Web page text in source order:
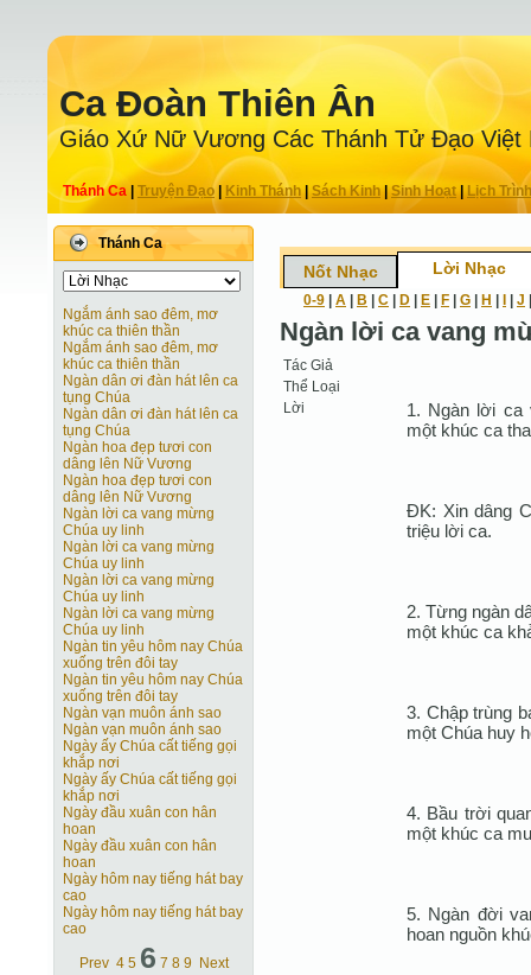
Ca Ðoàn Thiên Ân
Giáo Xứ Nữ Vương Các Thánh Tử Ðạo Việt
Thánh Ca Truyện Ðạo| Kinh Thánh Sách Kinh|Sinh Hoạt| Lịch Trình
Thánh Ca
Ngắm ánh sao đêm, mơ
khúc ca thiên thần
Ngắm ánh sao đêm, mơ
khúc ca thiên thần
Ngàn dân ơi đàn hát lên ca
tụng Chúa
Ngàn dân ơi đàn hát lên ca
tụng Chúa
Ngàn hoa đẹp tươi con
dâng lên Nữ Vương
Ngàn hoa đẹp tươi con
dâng lên Nữ Vương
Ngàn lời ca vang mừng
Chúa uy linh
Ngàn lời ca vang mừng
Chúa uy linh
Ngàn lời ca vang mừng
Chúa uy linh
Ngàn lời ca vang mừng
Chúa uy linh
Ngàn tin yêu hôm nay Chúa
xuống trên đôi tay
Ngàn tin yêu hôm nay Chúa
xuống trên đôi tay
Ngàn vạn muôn ánh sao
Ngàn vạn muôn ánh sao
Ngày ấy Chúa cất tiếng gọi
khắp nơi
Ngày ấy Chúa cất tiếng gọi
khắp nơi
Ngày đầu xuân con hân
hoan
Ngày đầu xuân con hân
hoan
Ngày hôm nay tiếng hát bay
cao
Ngày hôm nay tiếng hát bay
cao
Prev 4 5 6 7 8 9 Next
Nốt Nhạc Lời Nhạc
0-9 A B C D E F G H J
Ngàn lời ca vang
Tác Giả
Thể Loại
Lời
1. Ngàn lời ca
một khúc ca
ÐK: Xin dâng
triệu lời ca.
2. Từng ngàn
một khúc ca
3. Chập trùng
một Chúa huy
4. Bầu trời
một khúc ca
5. Ngàn đời
hoan nguồn